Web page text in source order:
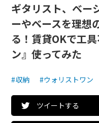
ギタリスト、ベー
ーやベースを理想
る！賃貸OKで工
ン』使ってみた
#収納 #ウォリストワン
ツイートする